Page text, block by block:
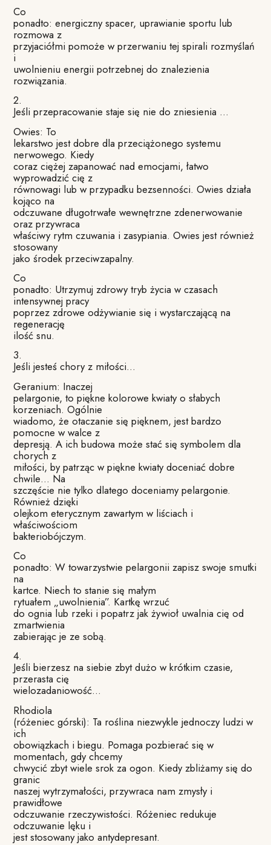
Co
ponadto: energiczny spacer, uprawianie sportu lub
rozmowa z
przyjaciółmi pomoże w przerwaniu tej spirali rozmyślań
i
uwolnieniu energii potrzebnej do znalezienia
rozwiązania.
2.
Jeśli przepracowanie staje się nie do zniesienia …
Owies: To
lekarstwo jest dobre dla przeciążonego systemu
nerwowego. Kiedy
coraz ciężej zapanować nad emocjami, łatwo
wyprowadzić cię z
równowagi lub w przypadku bezsenności. Owies działa
kojąco na
odczuwane długotrwałe wewnętrzne zdenerwowanie
oraz przywraca
właściwy rytm czuwania i zasypiania. Owies jest również
stosowany
jako środek przeciwzapalny.
Co
ponadto: Utrzymuj zdrowy tryb życia w czasach
intensywnej pracy
poprzez zdrowe odżywianie się i wystarczającą na
regenerację
ilość snu.
3.
Jeśli jesteś chory z miłości…
Geranium: Inaczej
pelargonie, to piękne kolorowe kwiaty o słabych
korzeniach. Ogólnie
wiadomo, że otaczanie się pięknem, jest bardzo
pomocne w walce z
depresją. A ich budowa może stać się symbolem dla
chorych z
miłości, by patrząc w piękne kwiaty doceniać dobre
chwile… Na
szczęście nie tylko dlatego doceniamy pelargonie.
Również dzięki
olejkom eterycznym zawartym w liściach i
właściwościom
bakteriobójczym.
Co
ponadto: W towarzystwie pelargonii zapisz swoje smutki
na
kartce. Niech to stanie się małym
rytuałem „uwolnienia”. Kartkę wrzuć
do ognia lub rzeki i popatrz jak żywioł uwalnia cię od
zmartwienia
zabierając je ze sobą.
4.
Jeśli bierzesz na siebie zbyt dużo w krótkim czasie,
przerasta cię
wielozadaniowość…
Rhodiola
(różeniec górski): Ta roślina niezwykle jednoczy ludzi w
ich
obowiązkach i biegu. Pomaga pozbierać się w
momentach, gdy chcemy
chwycić zbyt wiele srok za ogon. Kiedy zbliżamy się do
granic
naszej wytrzymałości, przywraca nam zmysły i
prawidłowe
odczuwanie rzeczywistości. Różeniec redukuje
odczuwanie lęku i
jest stosowany jako antydepresant.